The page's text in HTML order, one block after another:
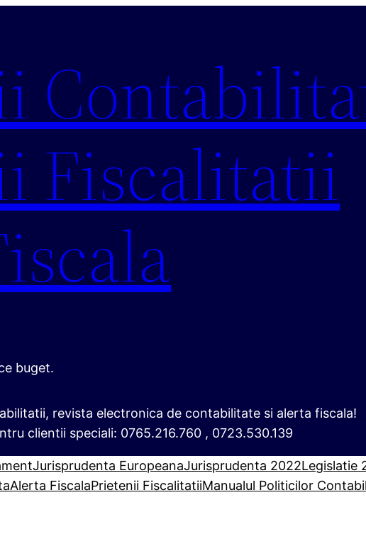
Fiscalitatii
buget.
revista electronica de contabilitate si alerta fiscala!
clientii speciali: 0765.216.760 , 0723.530.139
Jurisprudenta EuropeanaJurisprudenta 2022Legislatie
Alerta FiscalaPrietenii FiscalitatiiManualul Politicilor